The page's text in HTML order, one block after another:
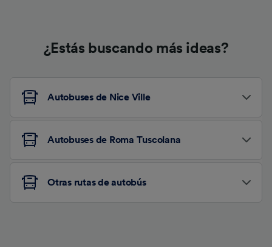
¿Estás buscando más ideas?
Autobuses de Nice Ville
Autobuses de Roma Tuscolana
Otras rutas de autobús